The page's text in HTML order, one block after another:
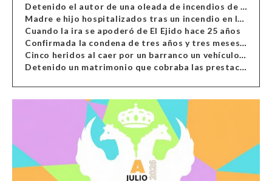
Detenido el autor de una oleada de incendios de contenedores en Almería
Madre e hijo hospitalizados tras un incendio en la cocina de una vivienda en Almería
Cuando la ira se apoderó de El Ejido hace 25 años
Confirmada la condena de tres años y tres meses al hombre de Antas acusado de xenofobia
Cinco heridos al caer por un barranco un vehículo en Alcolea
Detenido un matrimonio que cobraba las prestaciones de ilegales en Almería, Granada, Málaga, Huelva y Murcia